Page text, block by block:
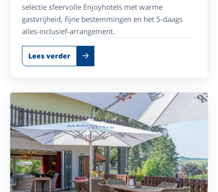
selectie sfeervolle Enjoyhotels met warme
gastvrijheid, fijne bestemmingen en het 5-daags
alles-inclusief-arrangement.
Lees verder